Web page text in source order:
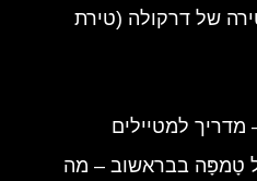
של דרקולה (טירת
טָמפָּה בבראשוב – מה